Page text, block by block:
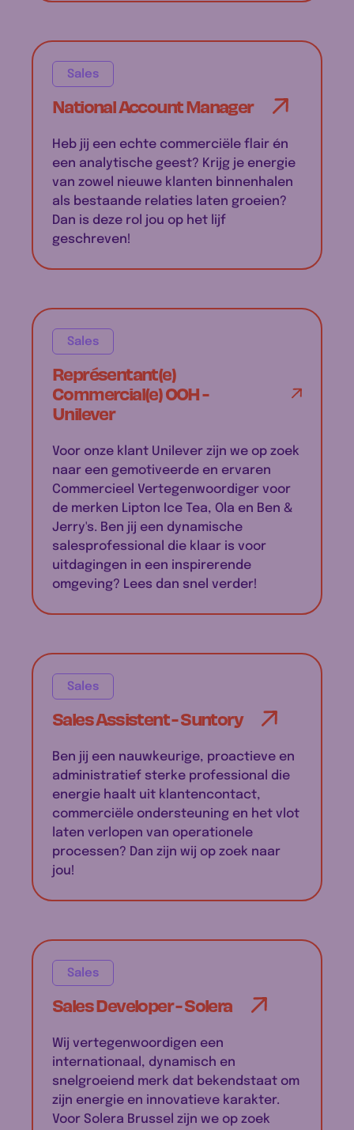
Sales
National Account Manager
Heb jij een echte commerciële flair én
een analytische geest? Krijg je energie
van zowel nieuwe klanten binnenhalen
als bestaande relaties laten groeien?
Dan is deze rol jou op het lijf
geschreven!
Sales
Représentant(e)
Commercial(e) OOH -
Unilever
Voor onze klant Unilever zijn we op zoek
naar een gemotiveerde en ervaren
Commercieel Vertegenwoordiger voor
de merken Lipton Ice Tea, Ola en Ben &
Jerry's. Ben jij een dynamische
salesprofessional die klaar is voor
uitdagingen in een inspirerende
omgeving? Lees dan snel verder!
Sales
Sales Assistent - Suntory
Ben jij een nauwkeurige, proactieve en
administratief sterke professional die
energie haalt uit klantencontact,
commerciële ondersteuning en het vlot
laten verlopen van operationele
processen? Dan zijn wij op zoek naar
jou!
Sales
Sales Developer - Solera
Wij vertegenwoordigen een
internationaal, dynamisch en
snelgroeiend merk dat bekendstaat om
zijn energie en innovatieve karakter.
Voor Solera Brussel zijn we op zoek